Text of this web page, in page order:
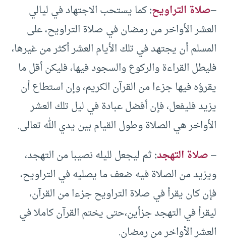
–صلاة التراويح:كما يستحب الاجتهاد في ليالي
العشر الأواخر من رمضان في صلاة التراويح، على
المسلم أن يجتهد في تلك الأيام العشر أكثر من غيرها،
فليطل القراءة والركوع والسجود فيها، فليكن أقل ما
يقرؤه فيها جزءا من القرآن الكريم، وإن استطاع أن
يزيد فليفعل، فإن أفضل عبادة في ليل تلك العشر
الأواخر هي الصلاة وطول القيام بين يدي الله تعالى.
–صلاة التهجد:ثم ليجعل لليله نصيبا من التهجد،
ويزيد من الصلاة فيه ضعف ما يصليه في التراويح،
فإن كان يقرأ في صلاة التراويح جزءا من القرآن،
ليقرأ في التهجد جزأين،حتى يختم القرآن كاملا في
العشر الأواخر من رمضان.